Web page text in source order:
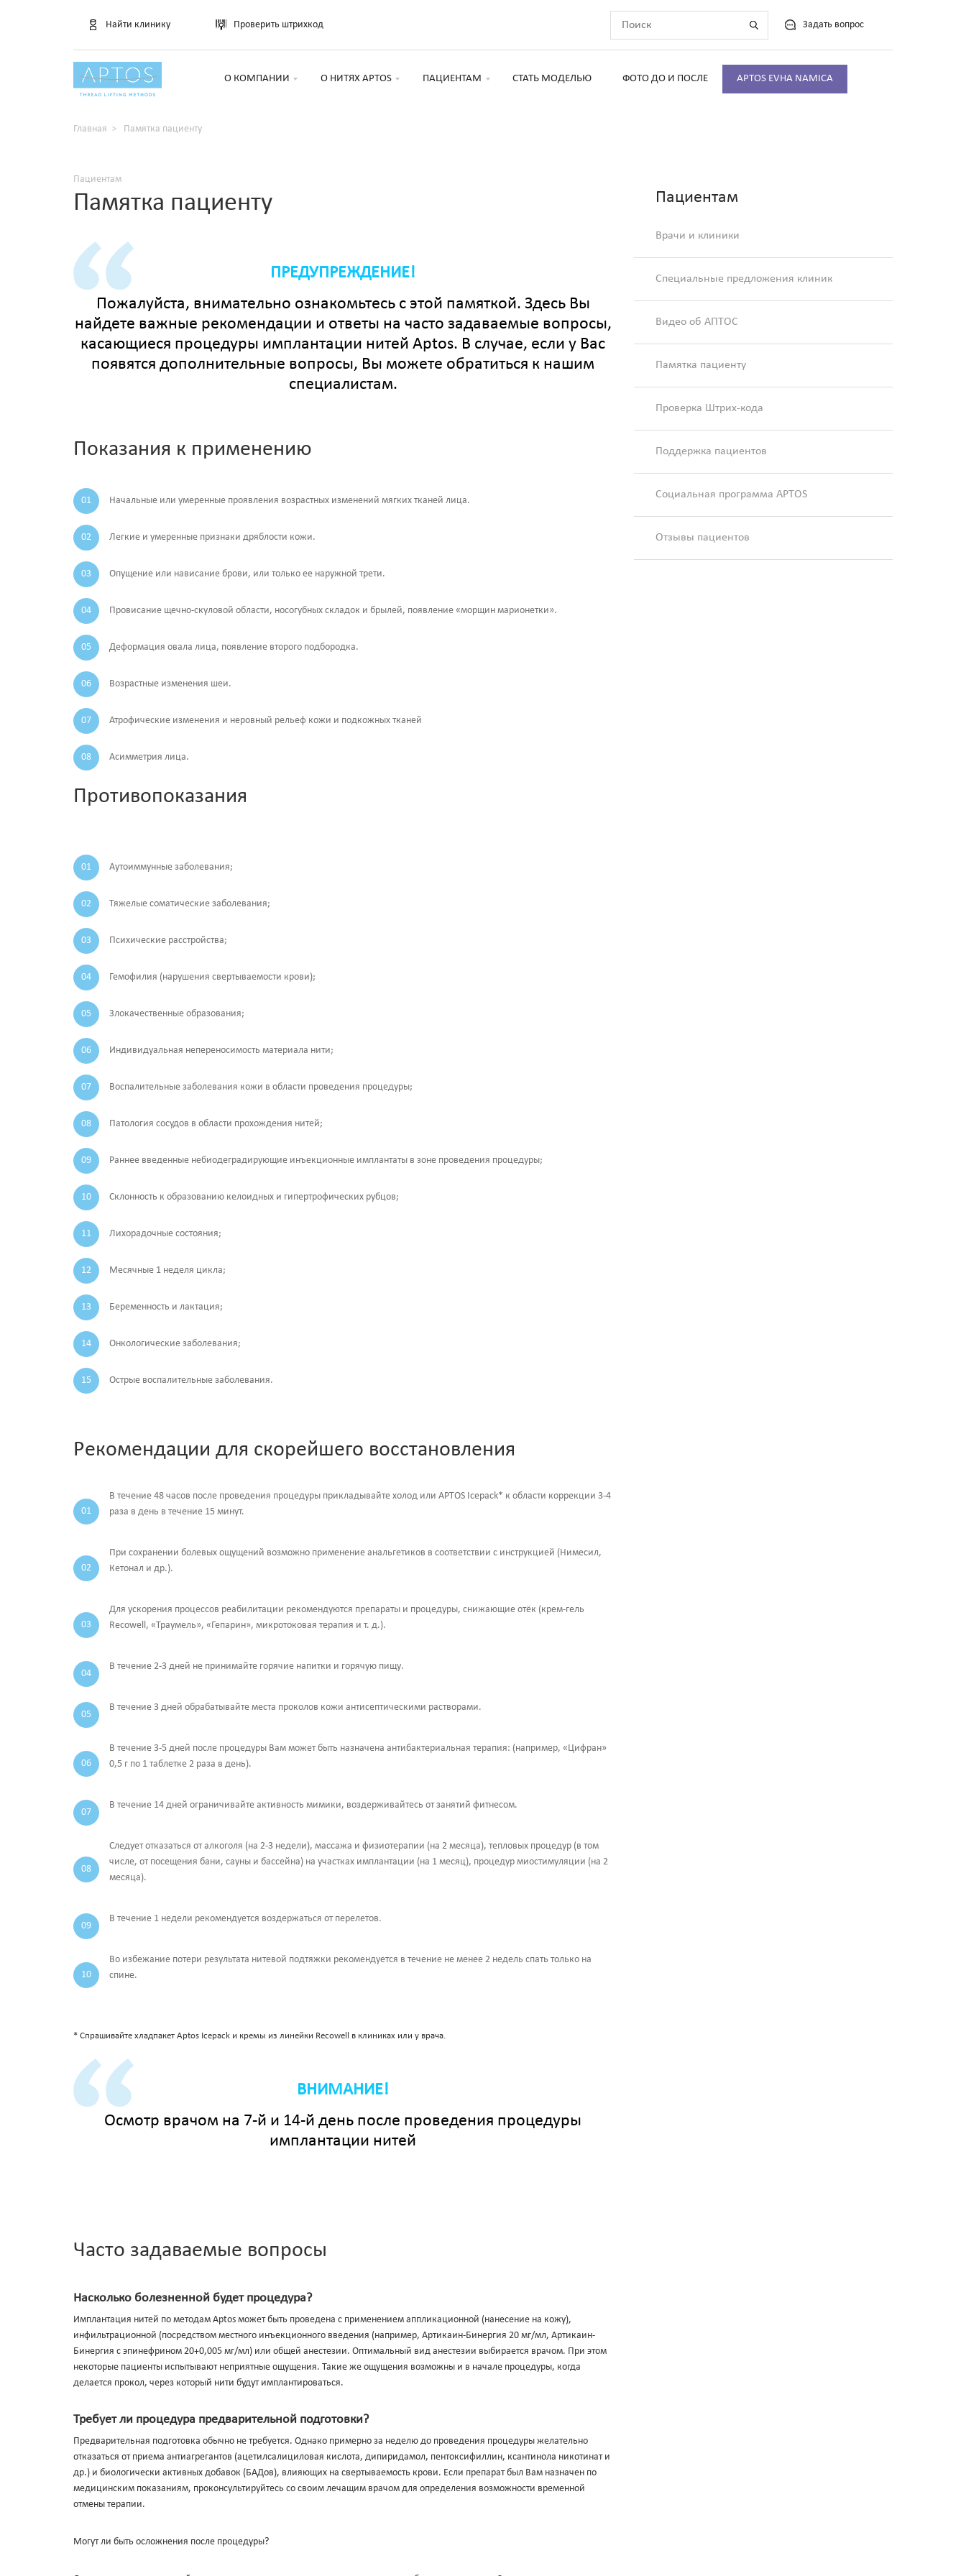
Найти клинику Проверить штрихкод Задать вопрос
О КОМПАНИИ О НИТЯХ APTOS ПАЦИЕНТАМ СТАТЬ МОДЕЛЬЮ ФОТО ДО И ПОСЛЕ APTOS EVHA NAMICA
Главная Памятка пациенту
Пациентам
Памятка пациенту
ПРЕДУПРЕЖДЕНИЕ!
Пожалуйста, внимательно ознакомьтесь с этой памяткой. Здесь Вы
найдете важные рекомендации и ответы на часто задаваемые вопросы,
касающиеся процедуры имплантации нитей Aptos. В случае, если у Вас
появятся дополнительные вопросы, Вы можете обратиться к нашим
специалистам.
Показания к применению
Начальные или умеренные проявления возрастных изменений мягких тканей лица.
Легкие и умеренные признаки дряблости кожи.
Опущение или нависание брови, или только ее наружной трети.
Провисание щечно-скуловой области, носогубных складок и брылей, появление «морщин марионетки».
Деформация овала лица, появление второго подбородка.
Возрастные изменения шеи.
Атрофические изменения и неровный рельеф кожи и подкожных тканей
Асимметрия лица.
Противопоказания
Аутоиммунные заболевания;
Тяжелые соматические заболевания;
Психические расстройства;
Гемофилия (нарушения свертываемости крови);
Злокачественные образования;
Индивидуальная непереносимость материала нити;
Воспалительные заболевания кожи в области проведения процедуры;
Патология сосудов в области прохождения нитей;
Раннее введенные небиодеградирующие инъекционные имплантаты в зоне проведения процедуры;
Склонность к образованию келоидных и гипертрофических рубцов;
Лихорадочные состояния;
Месячные 1 неделя цикла;
Беременность и лактация;
Онкологические заболевания;
Острые воспалительные заболевания.
Рекомендации для скорейшего восстановления
В течение 48 часов после проведения процедуры прикладывайте холод или APTOS Icepack* к области коррекции 3-4
раза в день в течение 15 минут.
При сохранении болевых ощущений возможно применение анальгетиков в соответствии с инструкцией (Нимесил,
Кетонал и др.).
Для ускорения процессов реабилитации рекомендуются препараты и процедуры, снижающие отёк (крем-гель
Recowell, «Траумель», «Гепарин», микротоковая терапия и т. д.).
В течение 2-3 дней не принимайте горячие напитки и горячую пищу.
В течение 3 дней обрабатывайте места проколов кожи антисептическими растворами.
В течение 3-5 дней после процедуры Вам может быть назначена антибактериальная терапия: (например, «Цифран»
0,5 г по 1 таблетке 2 раза в день).
В течение 14 дней ограничивайте активность мимики, воздерживайтесь от занятий фитнесом.
Следует отказаться от алкоголя (на 2-3 недели), массажа и физиотерапии (на 2 месяца), тепловых процедур (в том
числе, от посещения бани, сауны и бассейна) на участках имплантации (на 1 месяц), процедур миостимуляции (на 2
месяца).
В течение 1 недели рекомендуется воздержаться от перелетов.
Во избежание потери результата нитевой подтяжки рекомендуется в течение не менее 2 недель спать только на
спине.
* Спрашивайте хладпакет Aptos Icepack и кремы из линейки Recowell в клиниках или у врача.
ВНИМАНИЕ!
Осмотр врачом на 7-й и 14-й день после проведения процедуры
имплантации нитей
Часто задаваемые вопросы
Насколько болезненной будет процедура?
Имплантация нитей по методам Aptos может быть проведена с применением аппликационной (нанесение на кожу),
инфильтрационной (посредством местного инъекционного введения (например, Артикаин-Бинергия 20 мг/мл, Артикаин-
Бинергия с эпинефрином 20+0,005 мг/мл) или общей анестезии. Оптимальный вид анестезии выбирается врачом. При этом
некоторые пациенты испытывают неприятные ощущения. Такие же ощущения возможны и в начале процедуры, когда
делается прокол, через который нити будут имплантироваться.
Требует ли процедура предварительной подготовки?
Предварительная подготовка обычно не требуется. Однако примерно за неделю до проведения процедуры желательно
отказаться от приема антиагрегантов (ацетилсалициловая кислота, дипиридамол, пентоксифиллин, ксантинола никотинат и
др.) и биологически активных добавок (БАДов), влияющих на свертываемость крови. Если препарат был Вам назначен по
медицинским показа­ниям, проконсультируйтесь со своим лечащим врачом для определения возможности временной
отмены терапии.
Могут ли быть осложнения после процедуры?
Пациентам
Врачи и клиники
Специальные предложения клиник
Видео об АПТОС
Памятка пациенту
Проверка Штрих-кода
Поддержка пациентов
Социальная программа APTOS
Отзывы пациентов